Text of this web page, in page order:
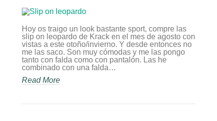
on
leopardo
Hoy os traigo un look bastante sport, compre las
slip on leopardo de Krack en el mes de agosto con
vistas a este otoño/invierno. Y desde entonces no
me las saco. Son muy cómodas y me las pongo
tanto con falda como con pantalón. Las he
combinado con una falda…
Read More